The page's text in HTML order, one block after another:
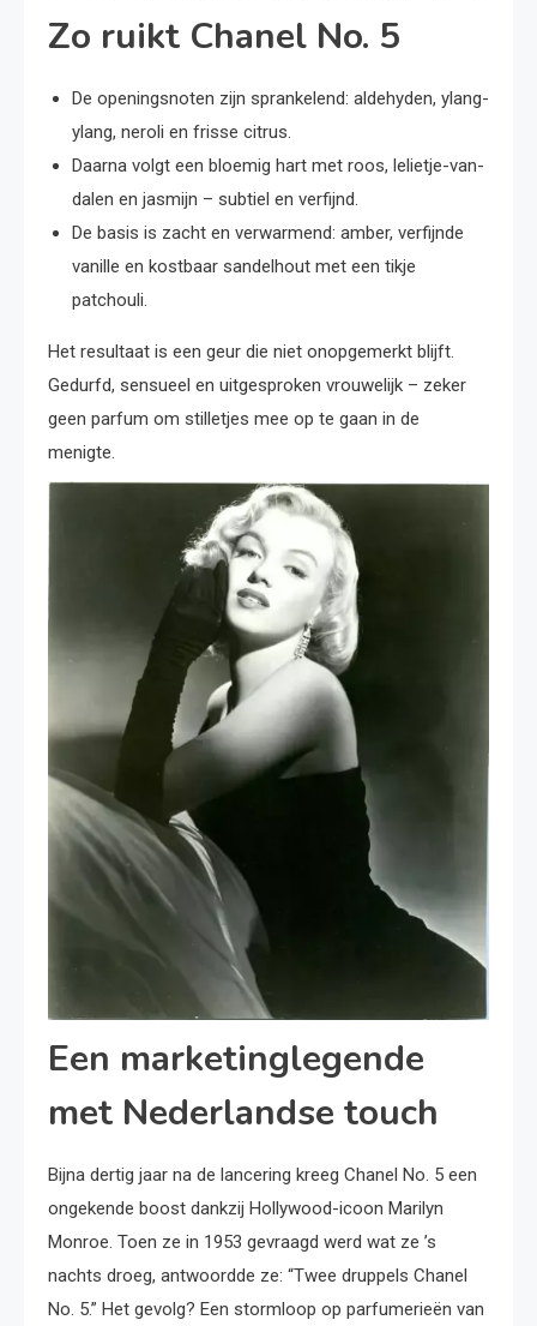
Zo ruikt Chanel No. 5
De openingsnoten zijn sprankelend: aldehyden, ylang-
ylang, neroli en frisse citrus.
Daarna volgt een bloemig hart met roos, lelietje-van-
dalen en jasmijn – subtiel en verfijnd.
De basis is zacht en verwarmend: amber, verfijnde
vanille en kostbaar sandelhout met een tikje
patchouli.
Het resultaat is een geur die niet onopgemerkt blijft.
Gedurfd, sensueel en uitgesproken vrouwelijk – zeker
geen parfum om stilletjes mee op te gaan in de
menigte.
Een marketinglegende
met Nederlandse touch
Bijna dertig jaar na de lancering kreeg Chanel No. 5 een
ongekende boost dankzij Hollywood-icoon Marilyn
Monroe. Toen ze in 1953 gevraagd werd wat ze ’s
nachts droeg, antwoordde ze: “Twee druppels Chanel
No. 5.” Het gevolg? Een stormloop op parfumerieën van